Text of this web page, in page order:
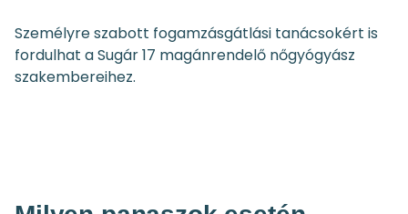
Személyre szabott fogamzásgátlási tanácsokért is
fordulhat a Sugár 17 magánrendelő nőgyógyász
szakembereihez.